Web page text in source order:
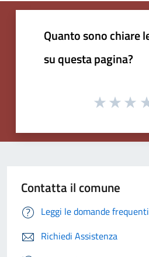
Quanto sono chiare
su questa pagina?
Contatta il comune
Leggi le domande frequenti
Richiedi Assistenza